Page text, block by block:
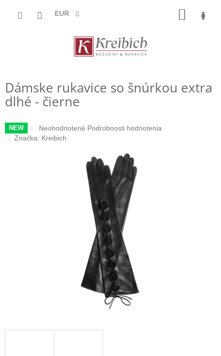
EUR
Dámske rukavice so šnúrkou extra
dlhé - čierne
NEW
Priemerné
hodnotenie
Neohodnotené Podrobnosti hodnotenia
Značka: Kreibich